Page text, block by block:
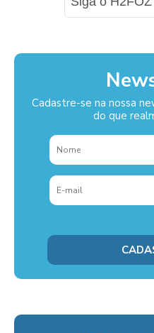
Cadastre-se na nossa
do que